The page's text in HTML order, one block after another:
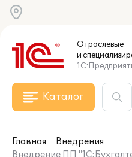
Отраслевые
и
Каталог
Главная
Внедрения
Внедрение ПП